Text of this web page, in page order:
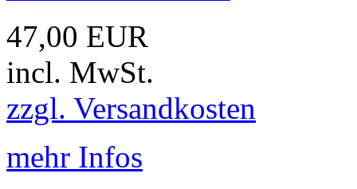
47,00 EUR
incl. MwSt.
zzgl. Versandkosten
mehr Infos